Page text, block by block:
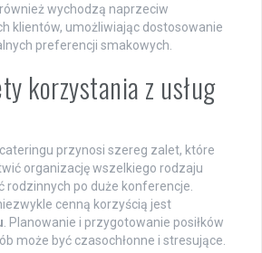
wychodzą naprzeciw
klientów, umożliwiając dostosowanie
preferencji smakowych.
korzystania z usług
przynosi szereg zalet, które
organizację wszelkiego rodzaju
rodzinnych po duże konferencje.
cenną korzyścią jest
. Planowanie i przygotowanie posiłków
może być czasochłonne i stresujące.